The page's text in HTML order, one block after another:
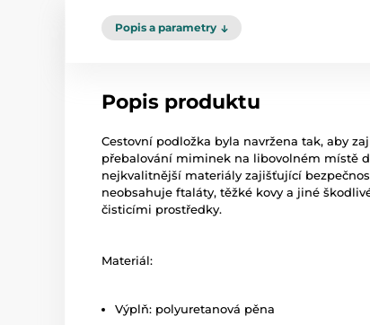
Popis a parametry
Popis produktu
Cestovní podložka byla navržena tak, aby
přebalování miminek na libovolném místě
nejkvalitnější materiály zajišťující
neobsahuje ftaláty, těžké kovy a jiné
čisticími prostředky.
Materiál:
Výplň: polyuretanová pěna